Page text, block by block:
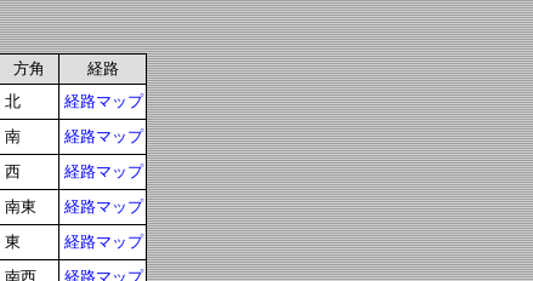
方角
経路
北
経路マップ
南
経路マップ
西
経路マップ
南東
経路マップ
東
経路マップ
南西 経路マップ